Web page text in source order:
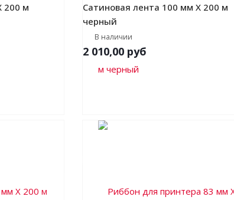
200 м
Сатиновая лента 100 мм Х 200 м
черный
В наличии
2 010,00 руб